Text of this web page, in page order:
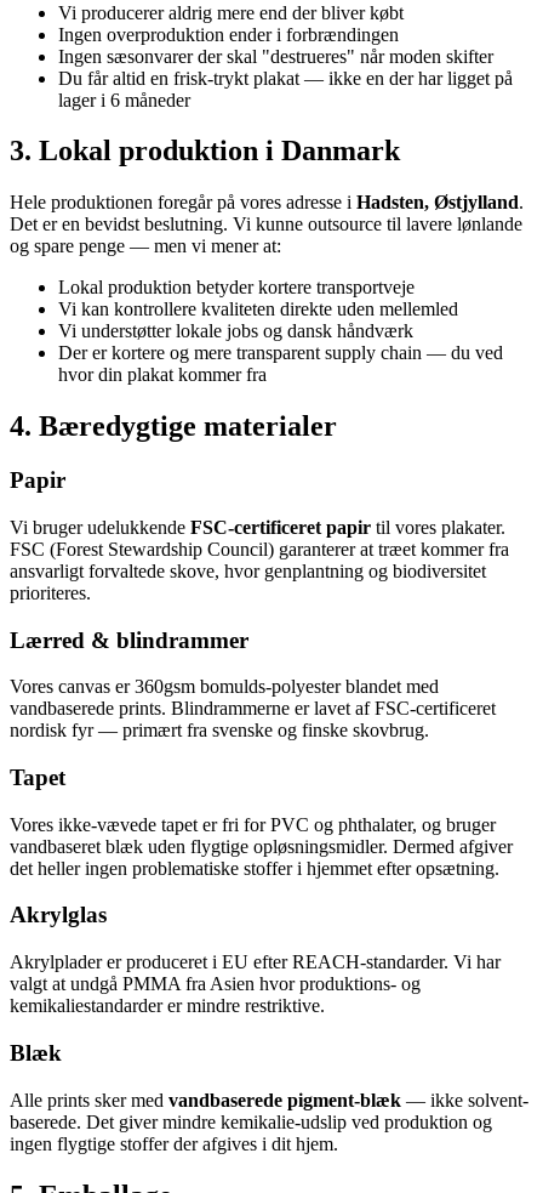
Vi producerer aldrig mere end der bliver købt
Ingen overproduktion ender i forbrændingen
Ingen sæsonvarer der skal "destrueres" når moden skifter
Du får altid en frisk-trykt plakat — ikke en der har ligget på
lager i 6 måneder
3. Lokal produktion i Danmark
Hele produktionen foregår på vores adresse i Hadsten, Østjylland.
Det er en bevidst beslutning. Vi kunne outsource til lavere lønlande
og spare penge — men vi mener at:
Lokal produktion betyder kortere transportveje
Vi kan kontrollere kvaliteten direkte uden mellemled
Vi understøtter lokale jobs og dansk håndværk
Der er kortere og mere transparent supply chain — du ved
hvor din plakat kommer fra
4. Bæredygtige materialer
Papir
Vi bruger udelukkende FSC-certificeret papir til vores plakater.
FSC (Forest Stewardship Council) garanterer at træet kommer fra
ansvarligt forvaltede skove, hvor genplantning og biodiversitet
prioriteres.
Lærred & blindrammer
Vores canvas er 360gsm bomulds-polyester blandet med
vandbaserede prints. Blindrammerne er lavet af FSC-certificeret
nordisk fyr — primært fra svenske og finske skovbrug.
Tapet
Vores ikke-vævede tapet er fri for PVC og phthalater, og bruger
vandbaseret blæk uden flygtige opløsningsmidler. Dermed afgiver
det heller ingen problematiske stoffer i hjemmet efter opsætning.
Akrylglas
Akrylplader er produceret i EU efter REACH-standarder. Vi har
valgt at undgå PMMA fra Asien hvor produktions- og
kemikaliestandarder er mindre restriktive.
Blæk
Alle prints sker med vandbaserede pigment-blæk — ikke solvent-
baserede. Det giver mindre kemikalie-udslip ved produktion og
ingen flygtige stoffer der afgives i dit hjem.